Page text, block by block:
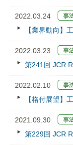
2022.03.24
【業界動向
2022.03.23
第241回 JCR
2022.02.10
【格付展望】
2021.09.30
第229回 JCR